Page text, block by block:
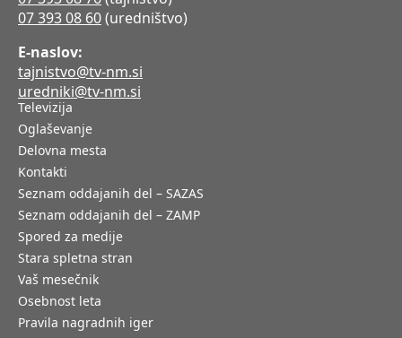
07 393 08 60(uredništvo)
E-naslov:
tajnistvo@tv-nm.si
uredniki@tv-nm.si
Televizija
Oglaševanje
Delovna mesta
Kontakti
Seznam oddajanih del – SAZAS
Seznam oddajanih del – ZAMP
Spored za medije
Stara spletna stran
Vaš mesečnik
Osebnost leta
Pravila nagradnih iger